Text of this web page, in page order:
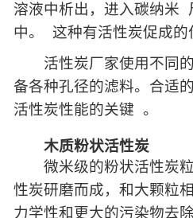
溶液中析出，进入碳纳米
中。 这种有活性炭促成的
活性炭厂家使用不同的
备各种孔径的滤料。合适
活性炭性能的关键 。
木质粉状活性炭
微米级的粉状活性炭粒
性炭研磨而成，和大颗粒
力学性和更大的污染物去除